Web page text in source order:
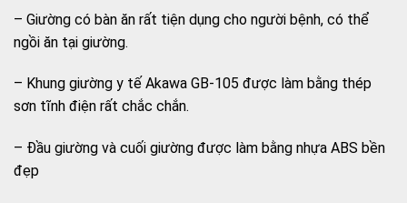
– Giường có bàn ăn rất tiện dụng cho người bệnh, có thể
ngồi ăn tại giường.
– Khung giường y tế Akawa GB-105 được làm bằng thép
sơn tĩnh điện rất chắc chắn.
– Đầu giường và cuối giường được làm bằng nhựa ABS bền
đẹp